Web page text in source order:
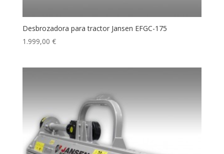
Desbrozadora para tractor Jansen EFGC-175
1.999,00 €